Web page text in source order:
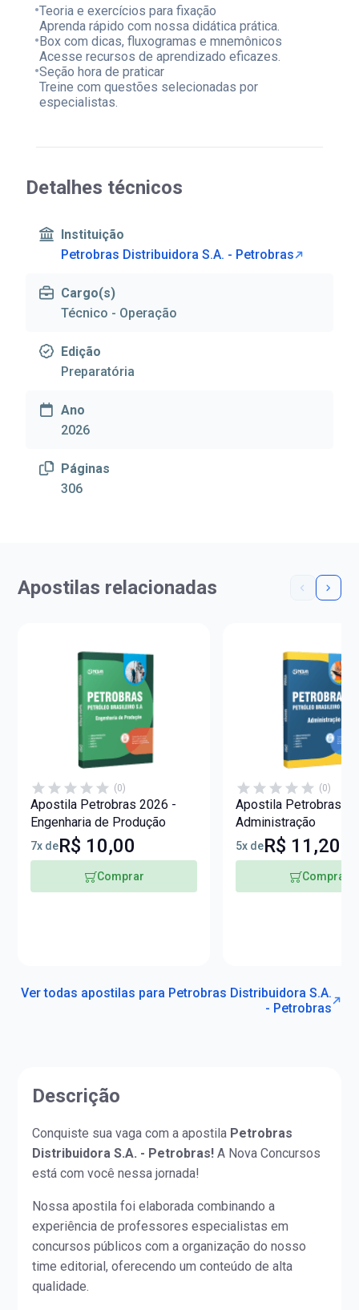
•Teoria e exercícios para fixação
Aprenda rápido com nossa didática prática.
•Box com dicas, fluxogramas e mnemônicos
Acesse recursos de aprendizado eficazes.
•Seção hora de praticar
Treine com questões selecionadas por
especialistas.
Detalhes técnicos
Instituição
Petrobras Distribuidora S.A. - Petrobras
Cargo(s)
Técnico - Operação
Edição
Preparatória
Ano
2026
Páginas
306
Apostilas relacionadas
(0)
Apostila Petrobras 2026 -
Engenharia de Produção
7x deR$ 10,00
Comprar
(0)
Apostila Petrobras
Administração
5x deR$ 11,20
Comprar
Ver todas apostilas para Petrobras Distribuidora S.A.
- Petrobras
Descrição
Conquiste sua vaga com a apostila Petrobras
Distribuidora S.A. - Petrobras! A Nova Concursos
está com você nessa jornada!
Nossa apostila foi elaborada combinando a
experiência de professores especialistas em
concursos públicos com a organização do nosso
time editorial, oferecendo um conteúdo de alta
qualidade.